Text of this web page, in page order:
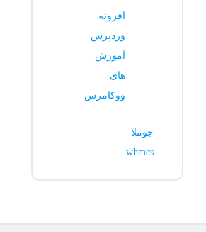
افزونه
وردپرس
آموزش
های
ووکامرس
جوملا
whmcs